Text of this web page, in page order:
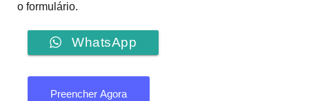
o formulário.
WhatsApp
Preencher Agora